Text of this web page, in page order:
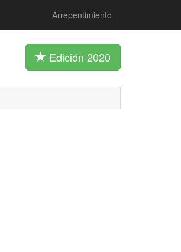
Arrepentimiento
Edición 2020